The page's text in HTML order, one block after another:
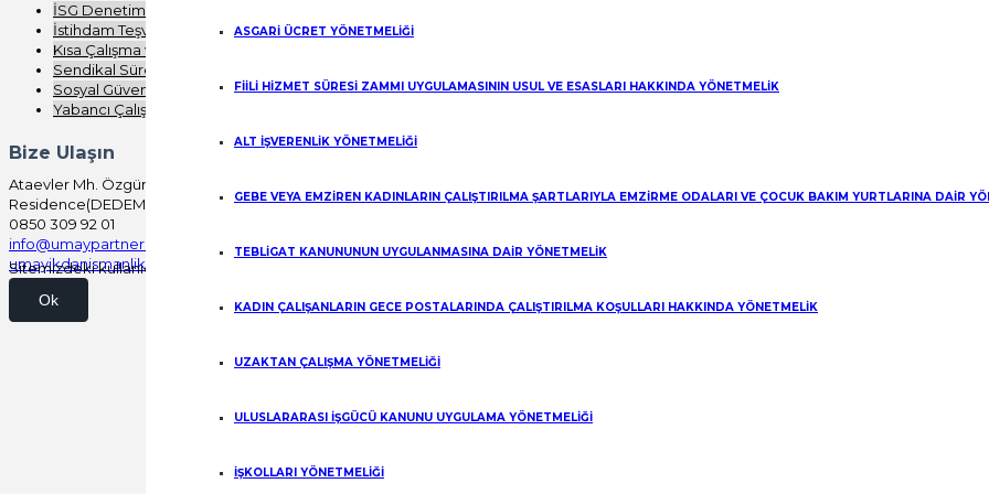
ASGARİ ÜCRET YÖNETMELİĞİ
FİİLİ HİZMET SÜRESİ ZAMMI UYGULAMASININ USUL VE ESASLARI HAKKINDA YÖNETMELİK
ALT İŞVERENLİK YÖNETMELİĞİ
GEBE VEYA EMZİREN KADINLARIN ÇALIŞTIRILMA ŞARTLARIYLA EMZİRME ODALARI VE ÇOCUK BAKIM YURTLARINA DAİR
TEBLİGAT KANUNUNUN UYGULANMASINA DAİR YÖNETMELİK
KADIN ÇALIŞANLARIN GECE POSTALARINDA ÇALIŞTIRILMA KOŞULLARI HAKKINDA YÖNETMELİK
UZAKTAN ÇALIŞMA YÖNETMELİĞİ
ULUSLARARASI İŞGÜCÜ KANUNU UYGULAMA YÖNETMELİĞİ
İŞKOLLARI YÖNETMELİĞİ
İSG Denetimi
İstihdam Teşvikleri
Kısa Çalışma ve Nakdi Ücret
Sendikal Süreç Analizi
Sosyal Güvenlik
Yabancı Çalışma
Bize Ulaşın
Ataevler Mh. Özgürlük Cd. Bureau
Residence(DEDEMAN) No:41/100 Kartepe/KOCAELİ
0850 309 92 01
info@umaypartners.com
umayikdanismanlik@gmail.com
Sitemizdeki kullanıcı deneyimini kişiselleştirmek ve iyileştirmek için web sitemizde çerezler kullanıyoruz.
Ok